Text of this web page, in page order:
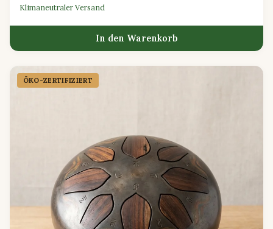
Klimaneutraler Versand
In den Warenkorb
ÖKO-ZERTIFIZIERT